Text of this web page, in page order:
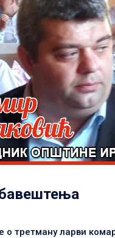
о третману ларви